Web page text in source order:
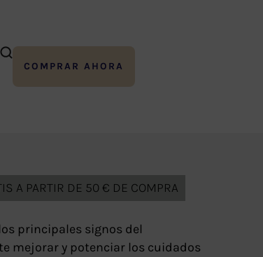
COMPRAR AHORA
A PARTIR DE 50 € DE COMPRA
principales signos del
mejorar y potenciar los cuidados